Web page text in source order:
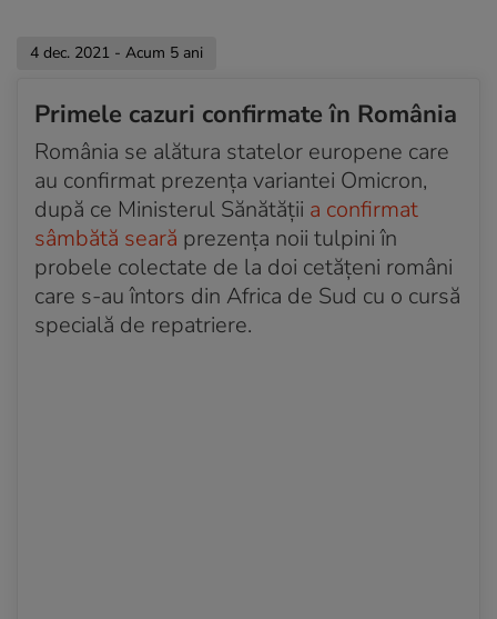
Cazuri confirmate în Irlanda și Islanda
Noua tulpină e și în Norvegia. Persoanele depistate
cu Omicron călătoriseră în Africa de Sud
Acum 5 ani
Două noi cazuri de infectare cu Omicron, în Suedia.
Patru cazuri, în total, în Danemarca
Acum 5 ani
Tulpina Omicron a ajuns în Olanda mai devreme
decât se credea inițial
4 dec. 2021 - Acum 5 ani
Primele cazuri confirmate în România
România se alătura statelor europene care
au confirmat prezența variantei Omicron,
după ce Ministerul Sănătății a confirmat
sâmbătă seară prezența noii tulpini în
probele colectate de la doi cetățeni români
care s-au întors din Africa de Sud cu o cursă
specială de repatriere.